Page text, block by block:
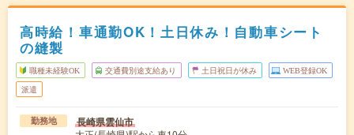
高時給！車通勤OK！土日休み！自動車シート
の縫製
職種未経験OK 交通費別途支給あり 土日祝日が休み WEB登録OK
派遣
勤務地 長崎県雲仙市